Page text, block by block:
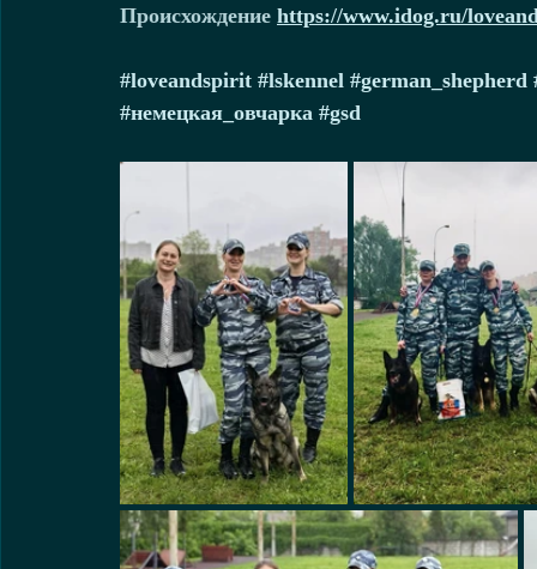
Происхождение https://www.idog.ru/
#loveandspirit #lskennel #german_shepherd
#немецкая_овчарка #gsd